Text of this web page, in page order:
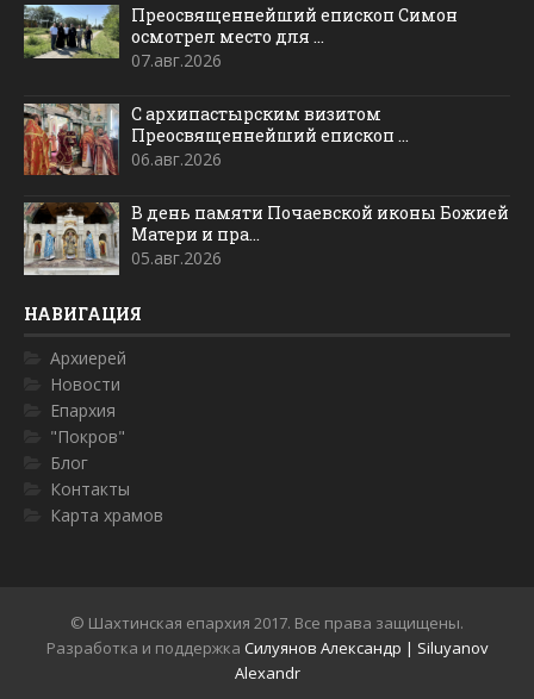
Преосвященнейший епископ Симон
осмотрел место для ...
07.авг.2026
С архипастырским визитом
Преосвященнейший епископ ...
06.авг.2026
В день памяти Почаевской иконы Божией
Матери и пра...
05.авг.2026
НАВИГАЦИЯ
Архиерей
Новости
Епархия
"Покров"
Блог
Контакты
Карта храмов
© Шахтинская епархия 2017. Все права защищены.
Разработка и поддержка Силуянов Александр | Siluyanov
Alexandr